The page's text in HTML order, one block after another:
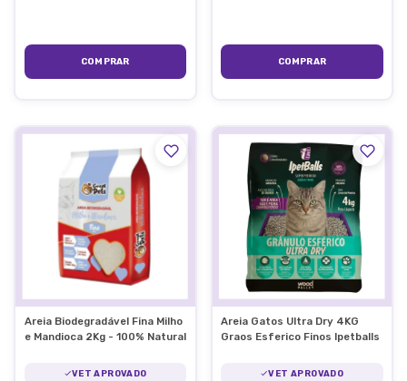
Areia Biodegradável Fina Milho
e Mandioca 2Kg - 100% Natural
VET APROVADO
Areia Gatos Ultra Dry 4KG
Graos Esferico Finos Ipetballs
VET APROVADO